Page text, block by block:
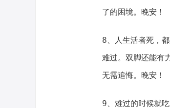
了的困境。晚安！
8、人生活者死，
难过。双脚还能有
无需追悔。晚安！
9、难过的时候就